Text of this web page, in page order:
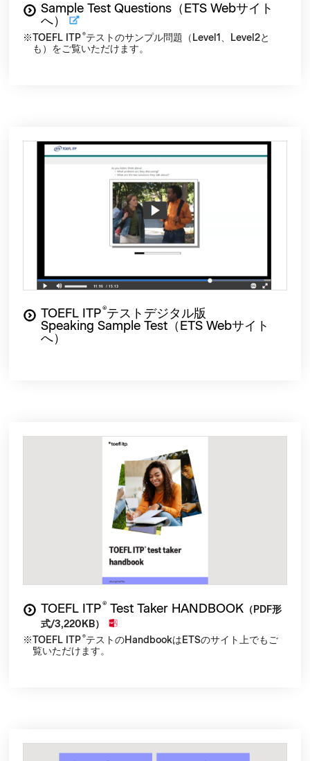
Sample Test Questions（ETS Webサイト
へ）
TOEFL ITP®テストのサンプル問題（Level1、Level2と
も）をご覧いただけます。
TOEFL ITP®テストデジタル版
Speaking Sample Test（ETS Webサイト
へ）
TOEFL ITP® Test Taker HANDBOOK （PDF形
式/3,220KB）
TOEFL ITP®テストのHandbookはETSのサイト上でもご
覧いただけます。